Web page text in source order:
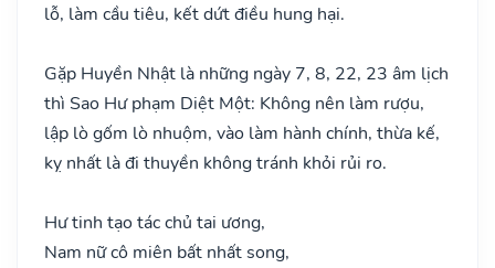
lỗ, làm cầu tiêu, kết dứt điều hung hại.
Gặp Huyền Nhật là những ngày 7, 8, 22, 23 âm lịch
thì Sao Hư phạm Diệt Một: Không nên làm rượu,
lập lò gốm lò nhuộm, vào làm hành chính, thừa kế,
kỵ nhất là đi thuyền không tránh khỏi rủi ro.
Hư tinh tạo tác chủ tai ương,
Nam nữ cô miên bất nhất song,